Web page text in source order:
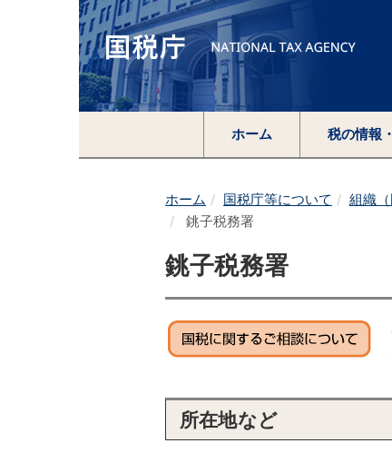
ホーム 税の情報
ホーム 国税庁等について 組織（
銚子税務署
銚子税務署
所在地など